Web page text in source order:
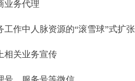
业务代理
工作中人脉资源的“滚雪球”式扩张
相关业务宣传